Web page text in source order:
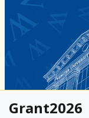
Grant2026